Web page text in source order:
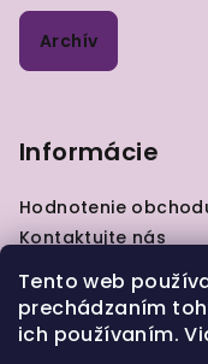
Tento web
prechádzaním
ich používaním.
Archív
Informácie
Hodnotenie
Kontaktujte nás
GDPR
Zásady pre